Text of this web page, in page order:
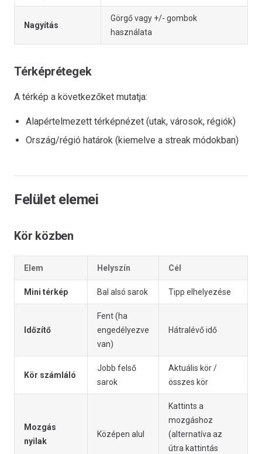
Nagyítás
Görgő vagy +/- gombok
használata
Térképrétegek
A térkép a következőket mutatja:
Alapértelmezett térképnézet (utak, városok, régiók)
Ország/régió határok (kiemelve a streak módokban)
Felület elemei
Kör közben
Elem Helyszín Cél
Mini térkép Bal alsó sarok Tipp elhelyezése
Időzítő
Fent (ha
engedélyezve
van)
Hátralévő idő
Kör számláló
Jobb felső
sarok
Aktuális kör /
összes kör
Mozgás
nyilak
Középen alul
Kattints a
mozgáshoz
(alternatíva az
útra kattintás